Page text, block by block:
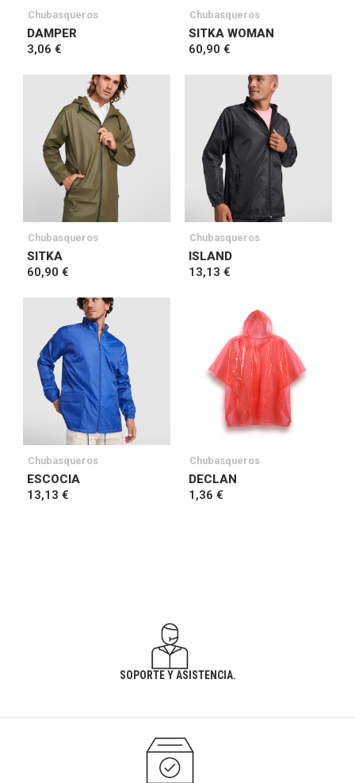
Chubasqueros
DAMPER
3,06 €
Chubasqueros
SITKA WOMAN
60,90 €
Chubasqueros
SITKA
60,90 €
Chubasqueros
ISLAND
13,13 €
Chubasqueros
ESCOCIA
13,13 €
Chubasqueros
DECLAN
1,36 €
SOPORTE Y ASISTENCIA.